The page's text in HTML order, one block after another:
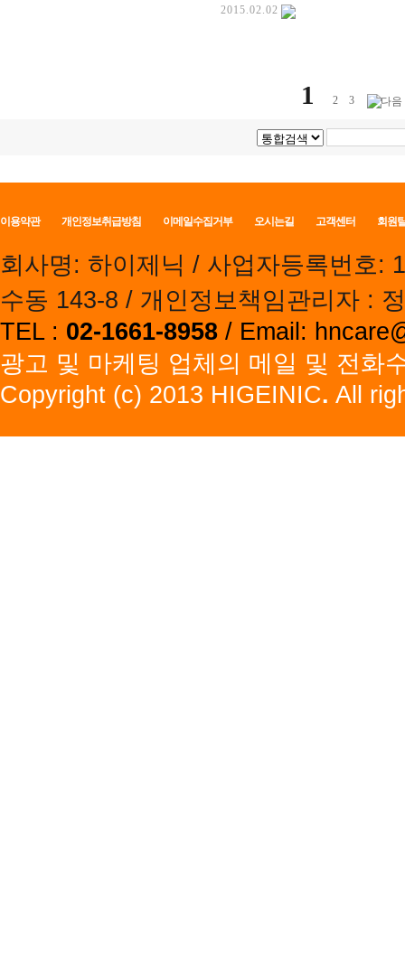
2015.02.02
1 2 3
이용약관 개인정보취급방침 이메일수집거부 오시는길 고객센터 회원
회사명: 하이제닉 / 사업자등록번호:
수동 143-8 / 개인정보책임관리자 :
TEL : 02-1661-8958 / Email:
광고 및 마케팅 업체의 메일 및 전화
Copyright (c) 2013 HIGEINIC. All